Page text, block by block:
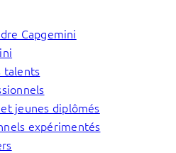
Capgemini
talents
jeunes diplômés
expérimentés